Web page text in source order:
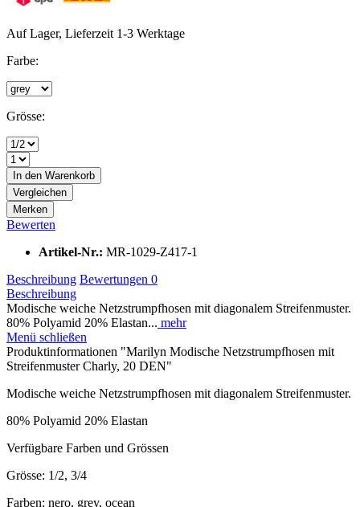
Auf Lager, Lieferzeit 1-3 Werktage
Farbe:
Grösse:
In den Warenkorb
Vergleichen
Merken
Bewerten
Artikel-Nr.: MR-1029-Z417-1
Beschreibung Bewertungen 0
Beschreibung
Modische weiche Netzstrumpfhosen mit diagonalem Streifenmuster.
80% Polyamid 20% Elastan... mehr
Menü schließen
Produktinformationen "Marilyn Modische Netzstrumpfhosen mit
Streifenmuster Charly, 20 DEN"
Modische weiche Netzstrumpfhosen mit diagonalem Streifenmuster.
80% Polyamid 20% Elastan
Verfügbare Farben und Grössen
Grösse: 1/2, 3/4
Farben: nero, grey, ocean